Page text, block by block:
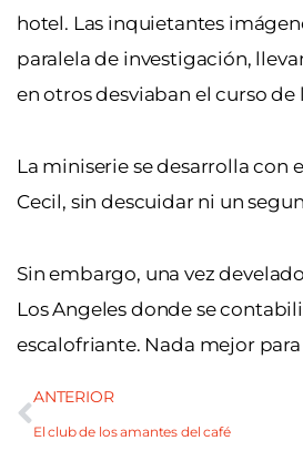
hotel. Las inquietantes
paralela de investigación,
en otros desviaban el curso
La miniserie se desarrolla con
Cecil, sin descuidar ni un
Sin embargo, una vez
Los Angeles donde se
escalofriante. Nada mejor
ANTERIOR
El club de los amantes del café